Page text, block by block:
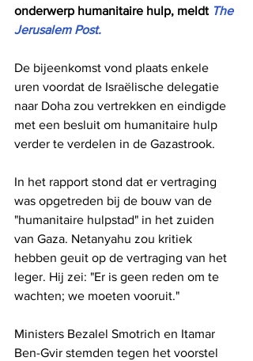
onderwerp humanitaire hulp, meldt The
Jerusalem Post.
De bijeenkomst vond plaats enkele
uren voordat de Israëlische delegatie
naar Doha zou vertrekken en eindigde
met een besluit om humanitaire hulp
verder te verdelen in de Gazastrook.
In het rapport stond dat er vertraging
was opgetreden bij de bouw van de
"humanitaire hulpstad" in het zuiden
van Gaza. Netanyahu zou kritiek
hebben geuit op de vertraging van het
leger. Hij zei: "Er is geen reden om te
wachten; we moeten vooruit."
Ministers Bezalel Smotrich en Itamar
Ben-Gvir stemden tegen het voorstel